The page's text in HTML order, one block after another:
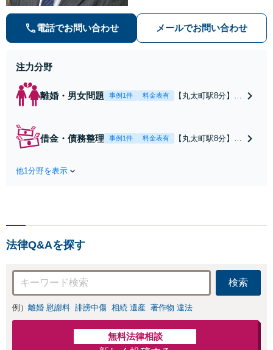
実績あり【相続・遺言】相談者さま
に寄り添い、円滑な相続を目指しま
電話でお問い合わせ メールでお問い合わせ
注力分野
離婚・男女問題 事例1件 料金表有
【丸太町駅8分】調
く冷静な主張が重
借金・債務整理 事例1件 料金表有
【丸太町駅8分】
者さまのご要望を
有】【初回相談30
他1分野を表示
法律Q&Aを探す
検索
例） 離婚 慰謝料 誹謗中傷 相続 遺産 著作物 違法
無料法律相談